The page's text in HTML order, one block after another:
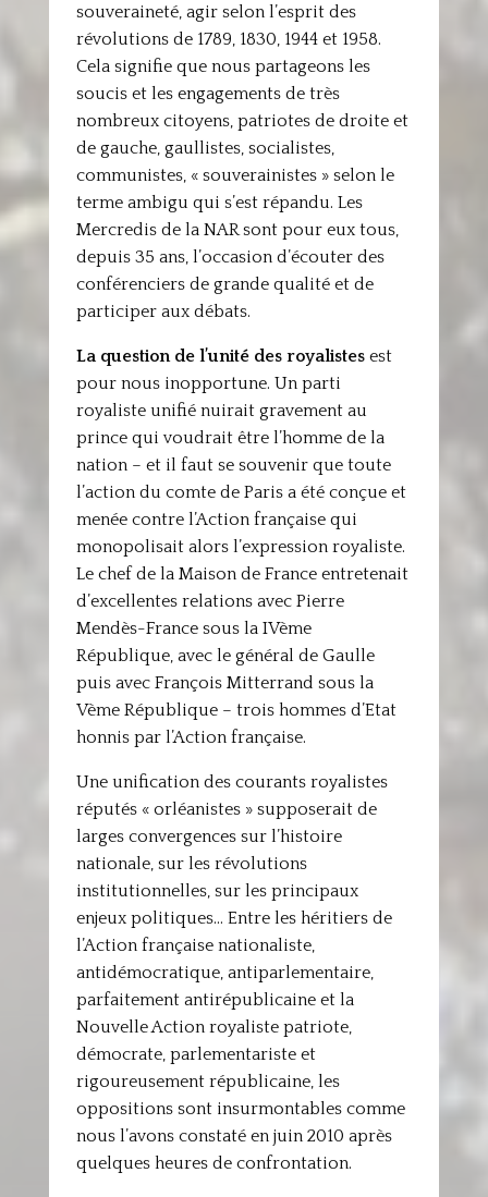
souveraineté, agir selon l’esprit des
révolutions de 1789, 1830, 1944 et 1958.
Cela signifie que nous partageons les
soucis et les engagements de très
nombreux citoyens, patriotes de droite et
de gauche, gaullistes, socialistes,
communistes, « souverainistes » selon le
terme ambigu qui s’est répandu. Les
Mercredis de la NAR sont pour eux tous,
depuis 35 ans, l’occasion d’écouter des
conférenciers de grande qualité et de
participer aux débats.
La question de l’unité des royalistesest
pour nous inopportune. Un parti
royaliste unifié nuirait gravement au
prince qui voudrait être l’homme de la
nation – et il faut se souvenir que toute
l’action du comte de Paris a été conçue et
menée contre l’Action française qui
monopolisait alors l’expression royaliste.
Le chef de la Maison de France entretenait
d’excellentes relations avec Pierre
Mendès-France sous la IVème
République, avec le général de Gaulle
puis avec François Mitterrand sous la
Vème République – trois hommes d’Etat
honnis par l’Action française.
Une unification des courants royalistes
réputés « orléanistes » supposerait de
larges convergences sur l’histoire
nationale, sur les révolutions
institutionnelles, sur les principaux
enjeux politiques… Entre les héritiers de
l’Action française nationaliste,
antidémocratique, antiparlementaire,
parfaitement antirépublicaine et la
Nouvelle Action royaliste patriote,
démocrate, parlementariste et
rigoureusement républicaine, les
oppositions sont insurmontables comme
nous l’avons constaté en juin 2010 après
quelques heures de confrontation.